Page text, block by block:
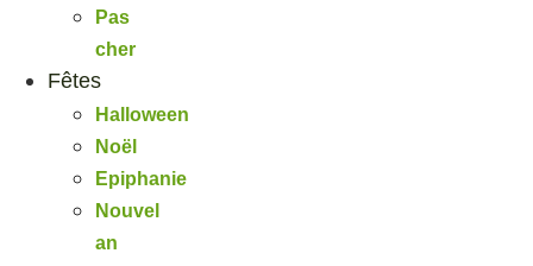
Pas
cher
Fêtes
Halloween
Noël
Epiphanie
Nouvel
an